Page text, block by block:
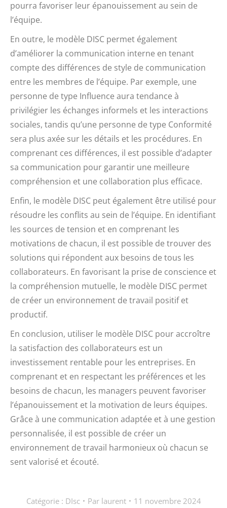
pourra favoriser leur épanouissement au sein de
l’équipe.
En outre, le modèle DISC permet également
d’améliorer la communication interne en tenant
compte des différences de style de communication
entre les membres de l’équipe. Par exemple, une
personne de type Influence aura tendance à
privilégier les échanges informels et les interactions
sociales, tandis qu’une personne de type Conformité
sera plus axée sur les détails et les procédures. En
comprenant ces différences, il est possible d’adapter
sa communication pour garantir une meilleure
compréhension et une collaboration plus efficace.
Enfin, le modèle DISC peut également être utilisé pour
résoudre les conflits au sein de l’équipe. En identifiant
les sources de tension et en comprenant les
motivations de chacun, il est possible de trouver des
solutions qui répondent aux besoins de tous les
collaborateurs. En favorisant la prise de conscience et
la compréhension mutuelle, le modèle DISC permet
de créer un environnement de travail positif et
productif.
En conclusion, utiliser le modèle DISC pour accroître
la satisfaction des collaborateurs est un
investissement rentable pour les entreprises. En
comprenant et en respectant les préférences et les
besoins de chacun, les managers peuvent favoriser
l’épanouissement et la motivation de leurs équipes.
Grâce à une communication adaptée et à une gestion
personnalisée, il est possible de créer un
environnement de travail harmonieux où chacun se
sent valorisé et écouté.
Catégorie : DIsc Par laurent 11 novembre 2024